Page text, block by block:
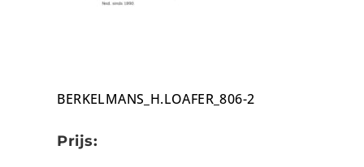
BERKELMANS_H.LOAFER_806-2
Prijs: